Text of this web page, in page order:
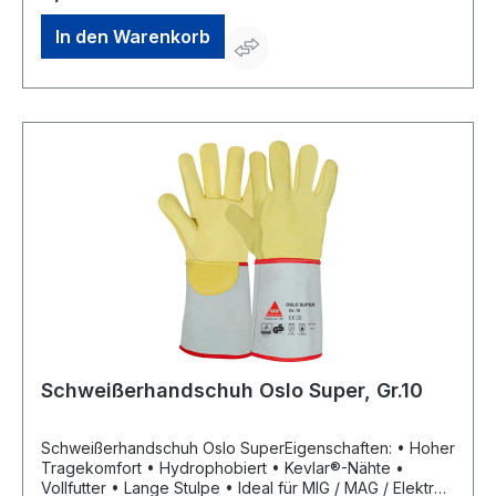
webkontakt@ede.de
In den Warenkorb
Schweißerhandschuh Oslo Super, Gr.10
Schweißerhandschuh Oslo SuperEigenschaften: • Hoher
Tragekomfort • Hydrophobiert • Kevlar®-Nähte •
Vollfutter • Lange Stulpe • Ideal für MIG / MAG / Elektro